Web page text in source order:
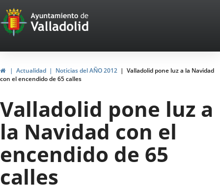
Portal
Web
del
Ayuntamiento
de
Valladolid
HomeActualidad Noticias del AÑO 2012
Valladolid pone luz a la Navidad
con el encendido de 65 calles
Valladolid pone luz a
la Navidad con el
encendido de 65
calles